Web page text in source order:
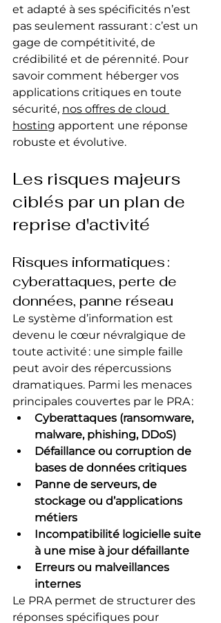
et adapté à ses spécificités n’est
pas seulement rassurant : c’est un
gage de compétitivité, de
crédibilité et de pérennité. Pour
savoir comment héberger vos
applications critiques en toute
sécurité, nos offres de cloud
hosting apportent une réponse
robuste et évolutive.
Les risques majeurs
ciblés par un plan de
reprise d'activité
Risques informatiques :
cyberattaques, perte de
données, panne réseau
Le système d’information est
devenu le cœur névralgique de
toute activité : une simple faille
peut avoir des répercussions
dramatiques. Parmi les menaces
principales couvertes par le PRA :
Cyberattaques (ransomware,
malware, phishing, DDoS)
Défaillance ou corruption de
bases de données critiques
Panne de serveurs, de
stockage ou d’applications
métiers
Incompatibilité logicielle suite
à une mise à jour défaillante
Erreurs ou malveillances
internes
Le PRA permet de structurer des
réponses spécifiques pour